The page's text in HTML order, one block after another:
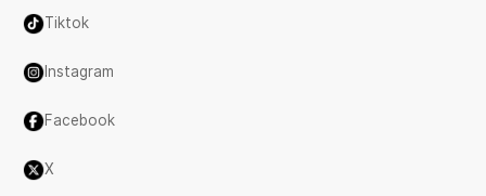
Tiktok
Instagram
Facebook
X